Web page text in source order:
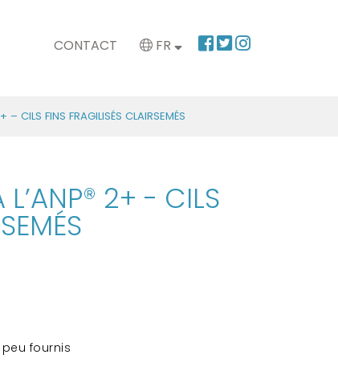
CONTACT FR
– CILS FINS FRAGILISÉS CLAIRSEMÉS
L’ANP® 2+ - CILS
fournis